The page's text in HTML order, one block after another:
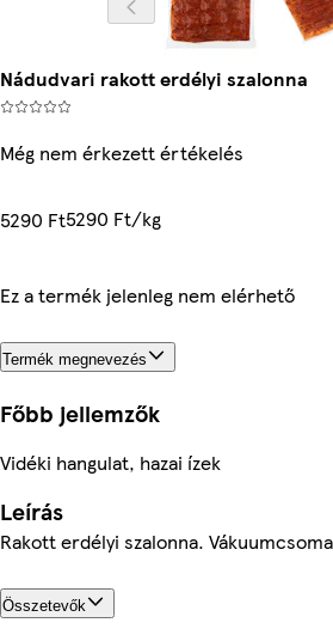
Nádudvari rakott erdélyi szalonna
Még nem érkezett értékelés
5290 Ft5290 Ft/kg
Ez a termék jelenleg nem elérhető
Termék megnevezés
Főbb jellemzők
Vidéki hangulat, hazai ízek
Leírás
Rakott erdélyi szalonna.
Összetevők